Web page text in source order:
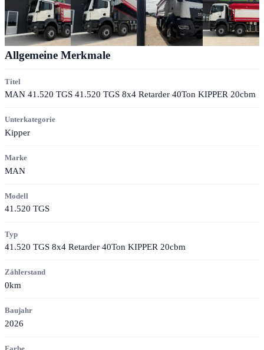
Allgemeine Merkmale
Titel
MAN 41.520 TGS 41.520 TGS 8x4 Retarder 40Ton KIPPER 20cbm
Unterkategorie
Kipper
Marke
MAN
Modell
41.520 TGS
Typ
41.520 TGS 8x4 Retarder 40Ton KIPPER 20cbm
Zählerstand
0km
Baujahr
2026